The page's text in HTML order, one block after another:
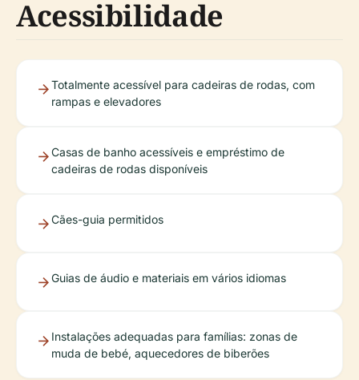
Acessibilidade
Totalmente acessível para cadeiras de rodas, com
rampas e elevadores
Casas de banho acessíveis e empréstimo de
cadeiras de rodas disponíveis
Cães-guia permitidos
Guias de áudio e materiais em vários idiomas
Instalações adequadas para famílias: zonas de
muda de bebé, aquecedores de biberões